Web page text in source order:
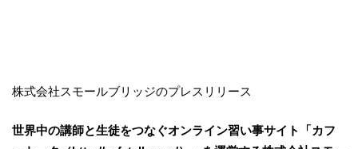
株式会社スモールブリッジのプレスリリース
世界中の講師と生徒をつなぐオンライン習い事サイト「カフ